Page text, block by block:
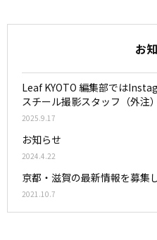
お
Leaf KYOTO 編集部では
スチール撮影スタッフ（外注
2025.9.17
お知らせ
2024.4.22
京都・滋賀の最新情報を募集
2021.10.7